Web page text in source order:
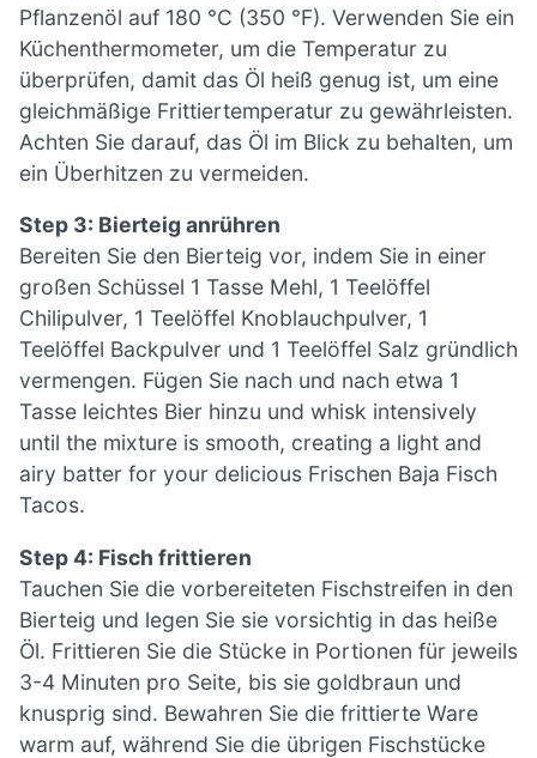
Pflanzenöl auf 180 °C (350 °F). Verwenden Sie ein
Küchenthermometer, um die Temperatur zu
überprüfen, damit das Öl heiß genug ist, um eine
gleichmäßige Frittiertemperatur zu gewährleisten.
Achten Sie darauf, das Öl im Blick zu behalten, um
ein Überhitzen zu vermeiden.
Step 3: Bierteig anrühren
Bereiten Sie den Bierteig vor, indem Sie in einer
großen Schüssel 1 Tasse Mehl, 1 Teelöffel
Chilipulver, 1 Teelöffel Knoblauchpulver, 1
Teelöffel Backpulver und 1 Teelöffel Salz gründlich
vermengen. Fügen Sie nach und nach etwa 1
Tasse leichtes Bier hinzu und whisk intensively
until the mixture is smooth, creating a light and
airy batter for your delicious Frischen Baja Fisch
Tacos.
Step 4: Fisch frittieren
Tauchen Sie die vorbereiteten Fischstreifen in den
Bierteig und legen Sie sie vorsichtig in das heiße
Öl. Frittieren Sie die Stücke in Portionen für jeweils
3-4 Minuten pro Seite, bis sie goldbraun und
knusprig sind. Bewahren Sie die frittierte Ware
warm auf, während Sie die übrigen Fischstücke